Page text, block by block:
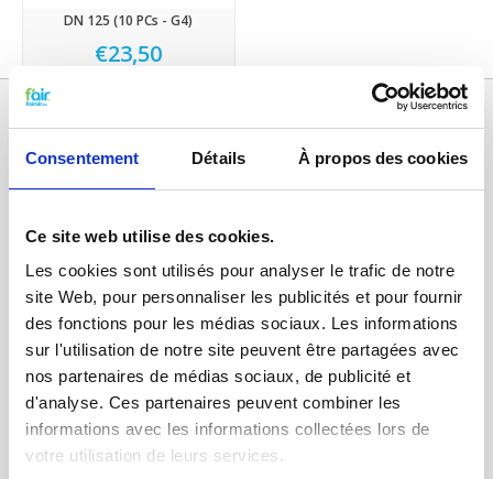
Consentement Détails À propos des cookies
Ce site web utilise des cookies.
Les cookies sont utilisés pour analyser le trafic de notre
site Web, pour personnaliser les publicités et pour fournir
des fonctions pour les médias sociaux. Les informations
sur l'utilisation de notre site peuvent être partagées avec
nos partenaires de médias sociaux, de publicité et
d'analyse. Ces partenaires peuvent combiner les
informations avec les informations collectées lors de
votre utilisation de leurs services.
DN 125 (10 PCs - G4)
€23,50
Catégories
FILTRES VMC DOUBLE FLUX
FILTRE À AIR POUR CHAUFFAGE
TISSUS FILTRANTS ET MATS
FILTRES À POCHES